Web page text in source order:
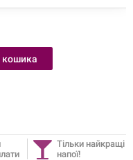
Тільки найкращі
напої!